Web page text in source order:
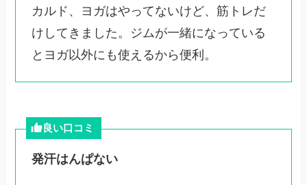
カルド、ヨガはやってないけど、筋トレだ
けしてきました。ジムが一緒になっている
とヨガ以外にも使えるから便利。
良い口コミ
発汗はんぱない